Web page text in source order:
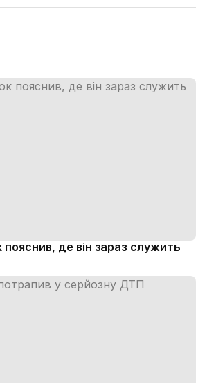
де він зараз служить